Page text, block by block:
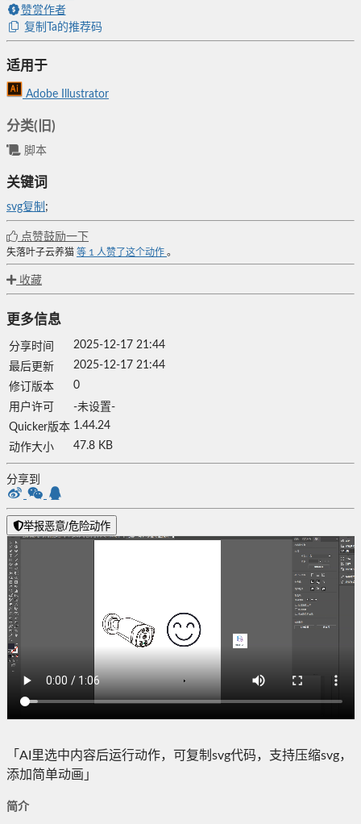
赞赏作者
复制Ta的推荐码
适用于
Adobe Illustrator
分类(旧)
脚本
关键词
svg复制 ;
点赞鼓励一下
失落叶子云养猫 等 1 人赞了这个动作 。
收藏
更多信息
分享时间
2025-12-17 21:44
最后更新
2025-12-17 21:44
修订版本
0
用户许可
-未设置-
Quicker版本 1.44.24
动作大小
47.8 KB
分享到
举报恶意/危险动作
「AI里选中内容后运行动作，可复制svg代码，支持压缩svg，
添加简单动画」
简介